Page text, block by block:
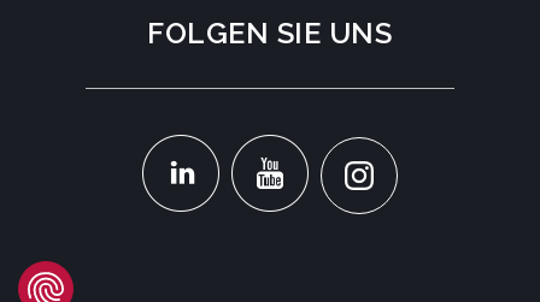
FOLGEN SIE UNS